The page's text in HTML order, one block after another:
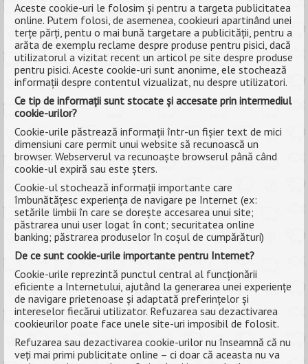
Aceste cookie-uri le folosim și pentru a targeta publicitatea
online. Putem folosi, de asemenea, cookieuri apartinând unei
terțe părți, pentu o mai bună targetare a publicității, pentru a
arăta de exemplu reclame despre produse pentru pisici, dacă
utilizatorul a vizitat recent un articol pe site despre produse
pentru pisici. Aceste cookie-uri sunt anonime, ele stochează
informații despre contentul vizualizat, nu despre utilizatori.
Ce tip de informații sunt stocate și accesate prin intermediul
cookie-urilor?
Cookie-urile păstrează informații într-un fișier text de mici
dimensiuni care permit unui website să recunoască un
browser. Webserverul va recunoaște browserul până când
cookie-ul expiră sau este șters.
Cookie-ul stochează informații importante care
îmbunătățesc experiența de navigare pe Internet (ex:
setările limbii în care se dorește accesarea unui site;
păstrarea unui user logat în cont; securitatea online
banking; păstrarea produselor în coșul de cumpărături)
De ce sunt cookie-urile importante pentru Internet?
Cookie-urile reprezintă punctul central al funcționării
eficiente a Internetului, ajutând la generarea unei experiențe
de navigare prietenoase și adaptată preferințelor și
intereselor fiecărui utilizator. Refuzarea sau dezactivarea
cookieurilor poate face unele site-uri imposibil de folosit.
Refuzarea sau dezactivarea cookie-urilor nu înseamnă că nu
veți mai primi publicitate online – ci doar că aceasta nu va